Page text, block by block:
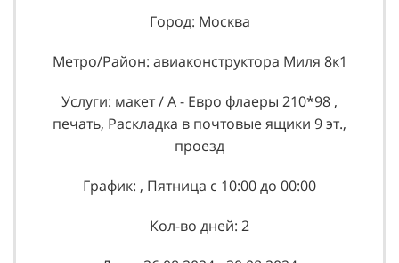
Город: Москва
Метро/Район: авиаконструктора Миля 8к1
Услуги: макет / А - Евро флаеры 210*98 ,
печать, Раскладка в почтовые ящики 9 эт.,
проезд
График: , Пятница с 10:00 до 00:00
Кол-во дней: 2